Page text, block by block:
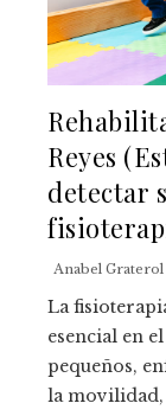
Reyes
detectar
Anabel Graterol
La
esencial en
pequeños,
la movilidad,